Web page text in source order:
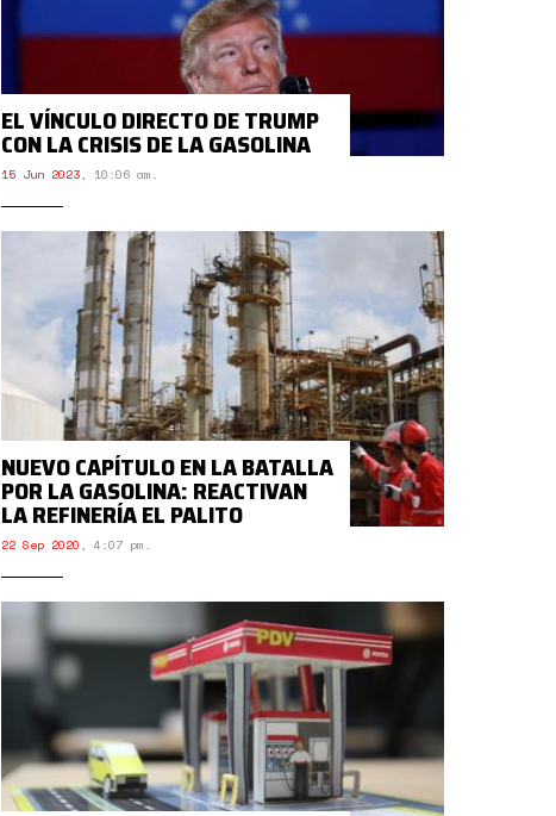
EL VÍNCULO DIRECTO DE TRUMP
CON LA CRISIS DE LA GASOLINA
15 Jun 2023, 10:06 am.
NUEVO CAPÍTULO EN LA BATALLA
POR LA GASOLINA: REACTIVAN
LA REFINERÍA EL PALITO
22 Sep 2020 , 4:07 pm.